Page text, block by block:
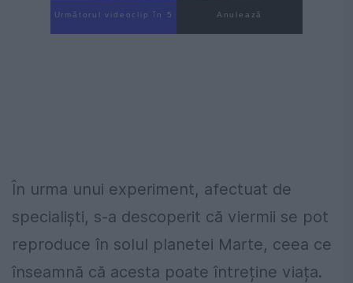
Următorul videoclip în 4 Anulează
În urma unui experiment, afectuat de
specialiști, s-a descoperit că viermii se pot
reproduce în solul planetei Marte, ceea ce
înseamnă că acesta poate întreține viața.